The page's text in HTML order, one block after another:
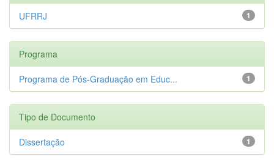
1
UFRRJ
Programa
1
Programa de Pós-Graduação em Educ...
Tipo de Documento
1
Dissertação